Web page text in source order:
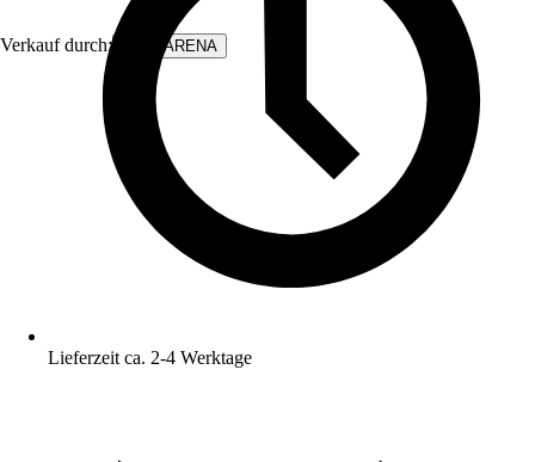
Verkauf durch: WALLARENA
Lieferzeit ca. 2-4 Werktage